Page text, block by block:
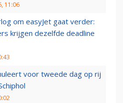
11:06
om easyJet gaat verder:
krijgen dezelfde deadline
voor tweede dag op rij